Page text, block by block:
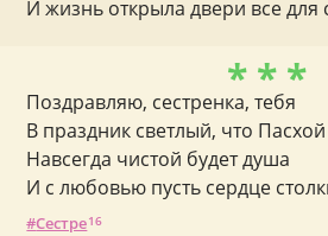
И жизнь открыла двери все для
* * *
Поздравляю, сестренка, тебя
В праздник светлый, что Пасхой
Навсегда чистой будет душа
И с любовью пусть сердце
Сестре16